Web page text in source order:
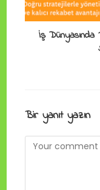
İş Dünyasında
Bir yanıt yazın